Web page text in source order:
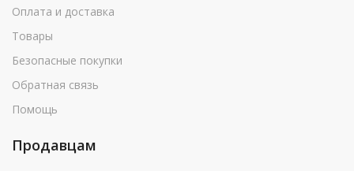
Оплата и доставка
Товары
Безопасные покупки
Обратная связь
Помощь
Продавцам